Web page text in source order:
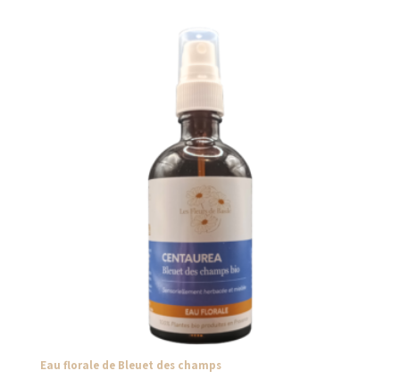
Eau florale de Bleuet des champs